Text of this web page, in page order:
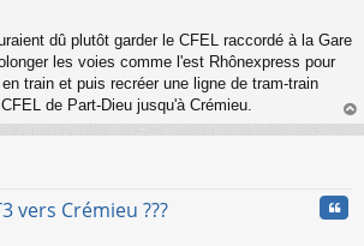
dû plutôt garder le CFEL raccordé à la Gare
les voies comme l'est Rhônexpress pour
train et puis recréer une ligne de tram-train
de Part-Dieu jusqu'à Crémieu.
au
vers Crémieu ???